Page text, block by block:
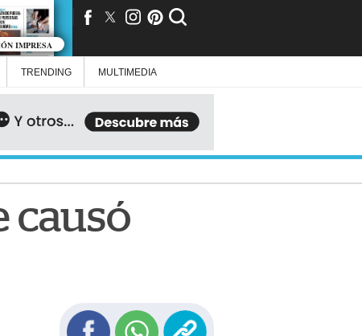
IMPRESA
TRENDING MULTIMEDIA
causó